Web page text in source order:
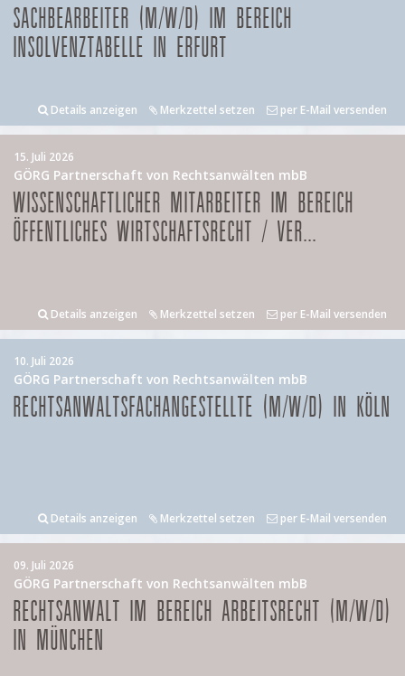
SACHBEARBEITER (M/W/D) IM BEREICH
INSOLVENZTABELLE IN ERFURT
Details anzeigen Merkzettel setzen per E-Mail versenden
15. Juli 2026
GÖRG Partnerschaft von Rechtsanwälten mbB
WISSENSCHAFTLICHER MITARBEITER IM BEREICH
ÖFFENTLICHES WIRTSCHAFTSRECHT / VER...
Details anzeigen Merkzettel setzen per E-Mail versenden
10. Juli 2026
GÖRG Partnerschaft von Rechtsanwälten mbB
RECHTSANWALTSFACHANGESTELLTE (M/W/D) IN KÖLN
Details anzeigen Merkzettel setzen per E-Mail versenden
09. Juli 2026
GÖRG Partnerschaft von Rechtsanwälten mbB
RECHTSANWALT IM BEREICH ARBEITSRECHT (M/W/D)
IN MÜNCHEN